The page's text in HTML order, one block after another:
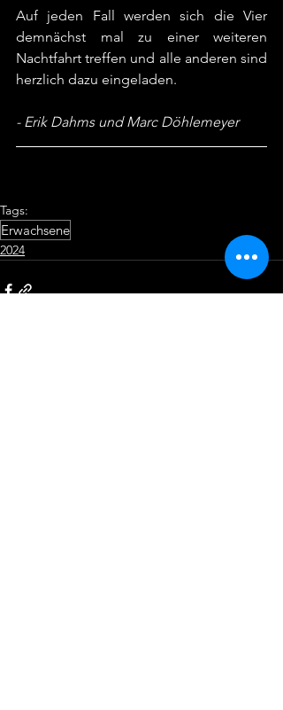
Auf jeden Fall werden sich die Vier
demnächst mal zu einer weiteren
Nachtfahrt treffen und alle anderen sind
herzlich dazu eingeladen.
- Erik Dahms und Marc Döhlemeyer
Tags:
Erwachsene
2024